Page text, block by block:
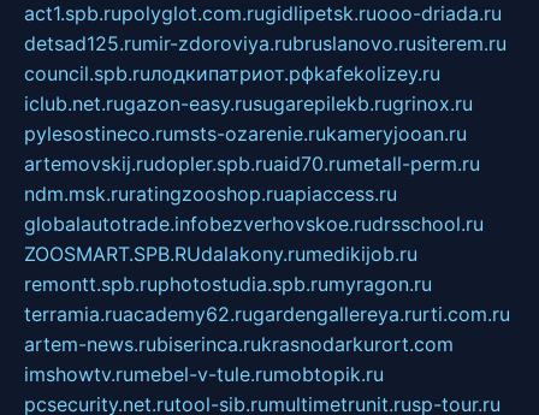
act1.spb.rupolyglot.com.rugidlipetsk.ruooo-driada.ru
detsad125.rumir-zdoroviya.rubruslanovo.rusiterem.ru
council.spb.ruлодкипатриот.рфkafekolizey.ru
iclub.net.rugazon-easy.rusugarepilekb.rugrinox.ru
pylesostineco.rumsts-ozarenie.rukameryjooan.ru
artemovskij.rudopler.spb.ruaid70.rumetall-perm.ru
ndm.msk.ruratingzooshop.ruapiaccess.ru
globalautotrade.infobezverhovskoe.rudrsschool.ru
ZOOSMART.SPB.RUdalakony.rumedikijob.ru
remontt.spb.ruphotostudia.spb.rumyragon.ru
terramia.ruacademy62.rugardengallereya.rurti.com.ru
artem-news.rubiserinca.rukrasnodarkurort.com
imshowtv.rumebel-v-tule.rumobtopik.ru
pcsecurity.net.rutool-sib.rumultimetrunit.rusp-tour.ru